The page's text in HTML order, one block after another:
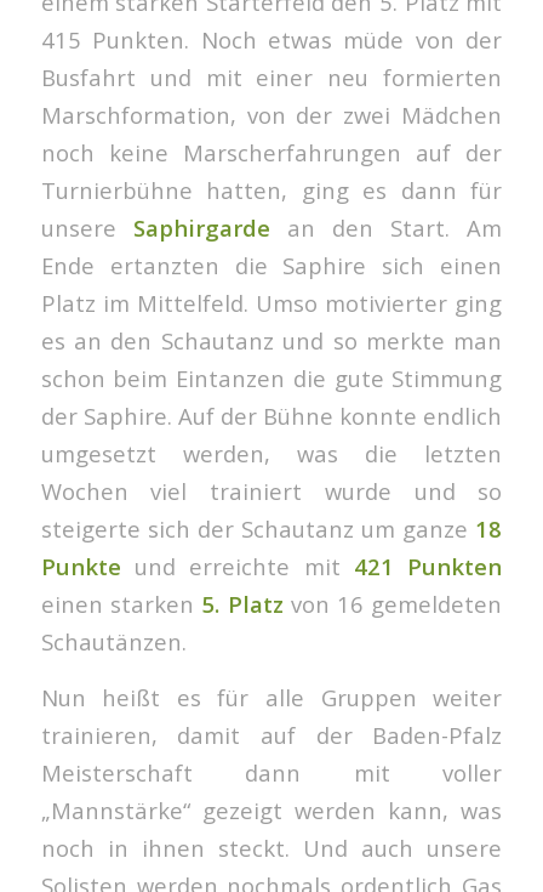
415 Punkten. Noch etwas müde von der
Busfahrt und mit einer neu formierten
Marschformation, von der zwei Mädchen
noch keine Marscherfahrungen auf der
Turnierbühne hatten, ging es dann für
unsere Saphirgarde an den Start. Am
Ende ertanzten die Saphire sich einen
Platz im Mittelfeld. Umso motivierter ging
es an den Schautanz und so merkte man
schon beim Eintanzen die gute Stimmung
der Saphire. Auf der Bühne konnte endlich
umgesetzt werden, was die letzten
Wochen viel trainiert wurde und so
steigerte sich der Schautanz um ganze 18
Punkte und erreichte mit 421 Punkten
einen starken 5. Platz von 16 gemeldeten
Schautänzen.
Nun heißt es für alle Gruppen weiter
trainieren, damit auf der Baden-Pfalz
Meisterschaft dann mit voller
„Mannstärke“ gezeigt werden kann, was
noch in ihnen steckt. Und auch unsere
Solisten werden nochmals ordentlich Gas